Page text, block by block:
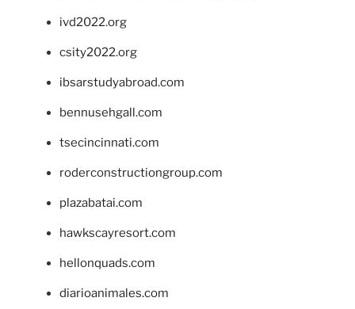
ivd2022.org
csity2022.org
ibsarstudyabroad.com
bennusehgall.com
tsecincinnati.com
roderconstructiongroup.com
plazabatai.com
hawkscayresort.com
hellonquads.com
diarioanimales.com